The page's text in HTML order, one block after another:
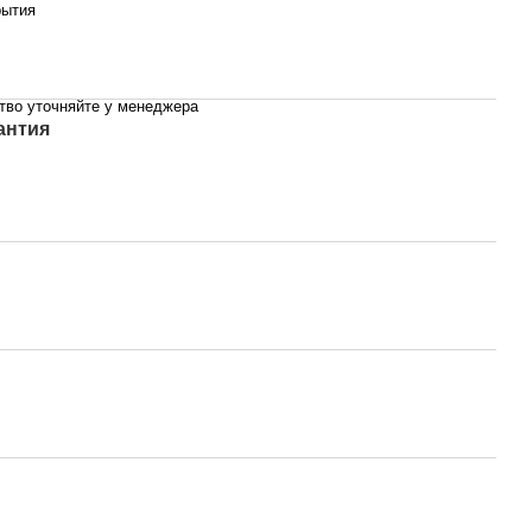
уточняйте у менеджера